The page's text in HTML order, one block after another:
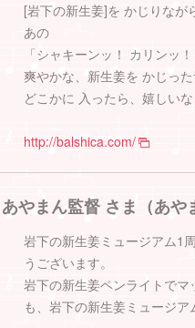
[岩下の新生姜]を かじりな
あの
「シャキーンッ！ カリンッ
爽やかな、新生姜を かじっ
どこかに 入ったら、嬉しい
http://balshica.com/
あやまん監督 さま（あや
岩下の新生姜ミュージアム1
うございます。
岩下の新生姜ペンライトで
も、岩下の新生姜ミュージ